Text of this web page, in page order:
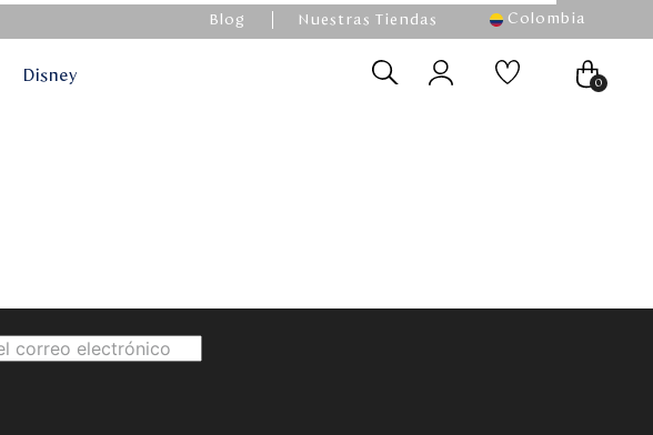
Blog Nuestras Tiendas Colombia
Disney 0